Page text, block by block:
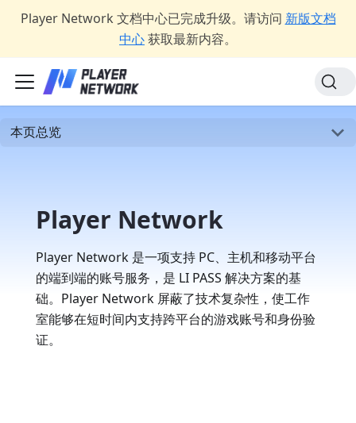
Player Network 文档中心已完成升级。请访问 新版文档
中心获取最新内容。
本页总览
Player Network
Player Network 是一项支持 PC、主机和移动平台
的端到端的账号服务，是 LI PASS 解决方案的基
础。Player Network 屏蔽了技术复杂性，使工作
室能够在短时间内支持跨平台的游戏账号和身份验
证。